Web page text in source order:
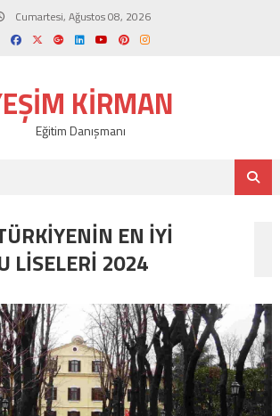
Cumartesi, Ağustos 08, 2026
KIRMAN
Eğitim Danışmanı
EN IYI
LISELERI 2024